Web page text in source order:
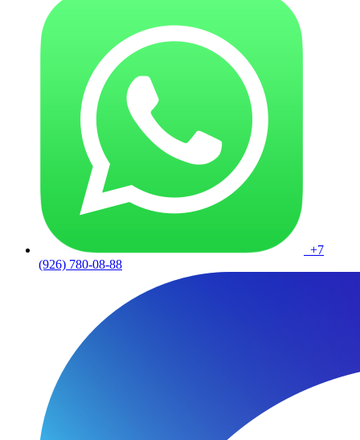
+7
(926) 780-08-88